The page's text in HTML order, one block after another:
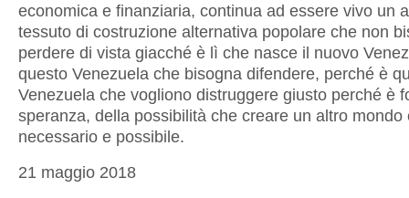
economica e finanziaria, continua ad essere vivo un
tessuto di costruzione alternativa popolare che non
perdere di vista giacché è lì che nasce il nuovo
questo Venezuela che bisogna difendere, perché è
Venezuela che vogliono distruggere giusto perché è
speranza, della possibilità che creare un altro mondo
necessario e possibile.
21 maggio 2018